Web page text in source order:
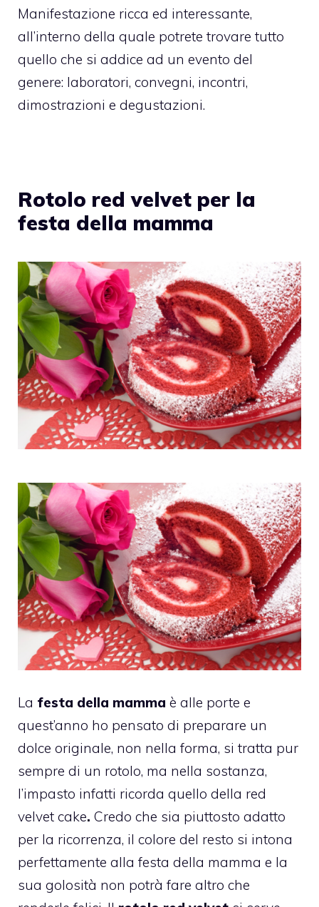
Manifestazione ricca ed interessante,
all’interno della quale potrete trovare tutto
quello che si addice ad un evento del
genere: laboratori, convegni, incontri,
dimostrazioni e degustazioni.
Rotolo red velvet per la
festa della mamma
La festa della mamma è alle porte e
quest’anno ho pensato di preparare un
dolce originale, non nella forma, si tratta pur
sempre di un rotolo, ma nella sostanza,
l’impasto infatti ricorda quello della red
velvet cake. Credo che sia piuttosto adatto
per la ricorrenza, il colore del resto si intona
perfettamente alla festa della mamma e la
sua golosità non potrà fare altro che